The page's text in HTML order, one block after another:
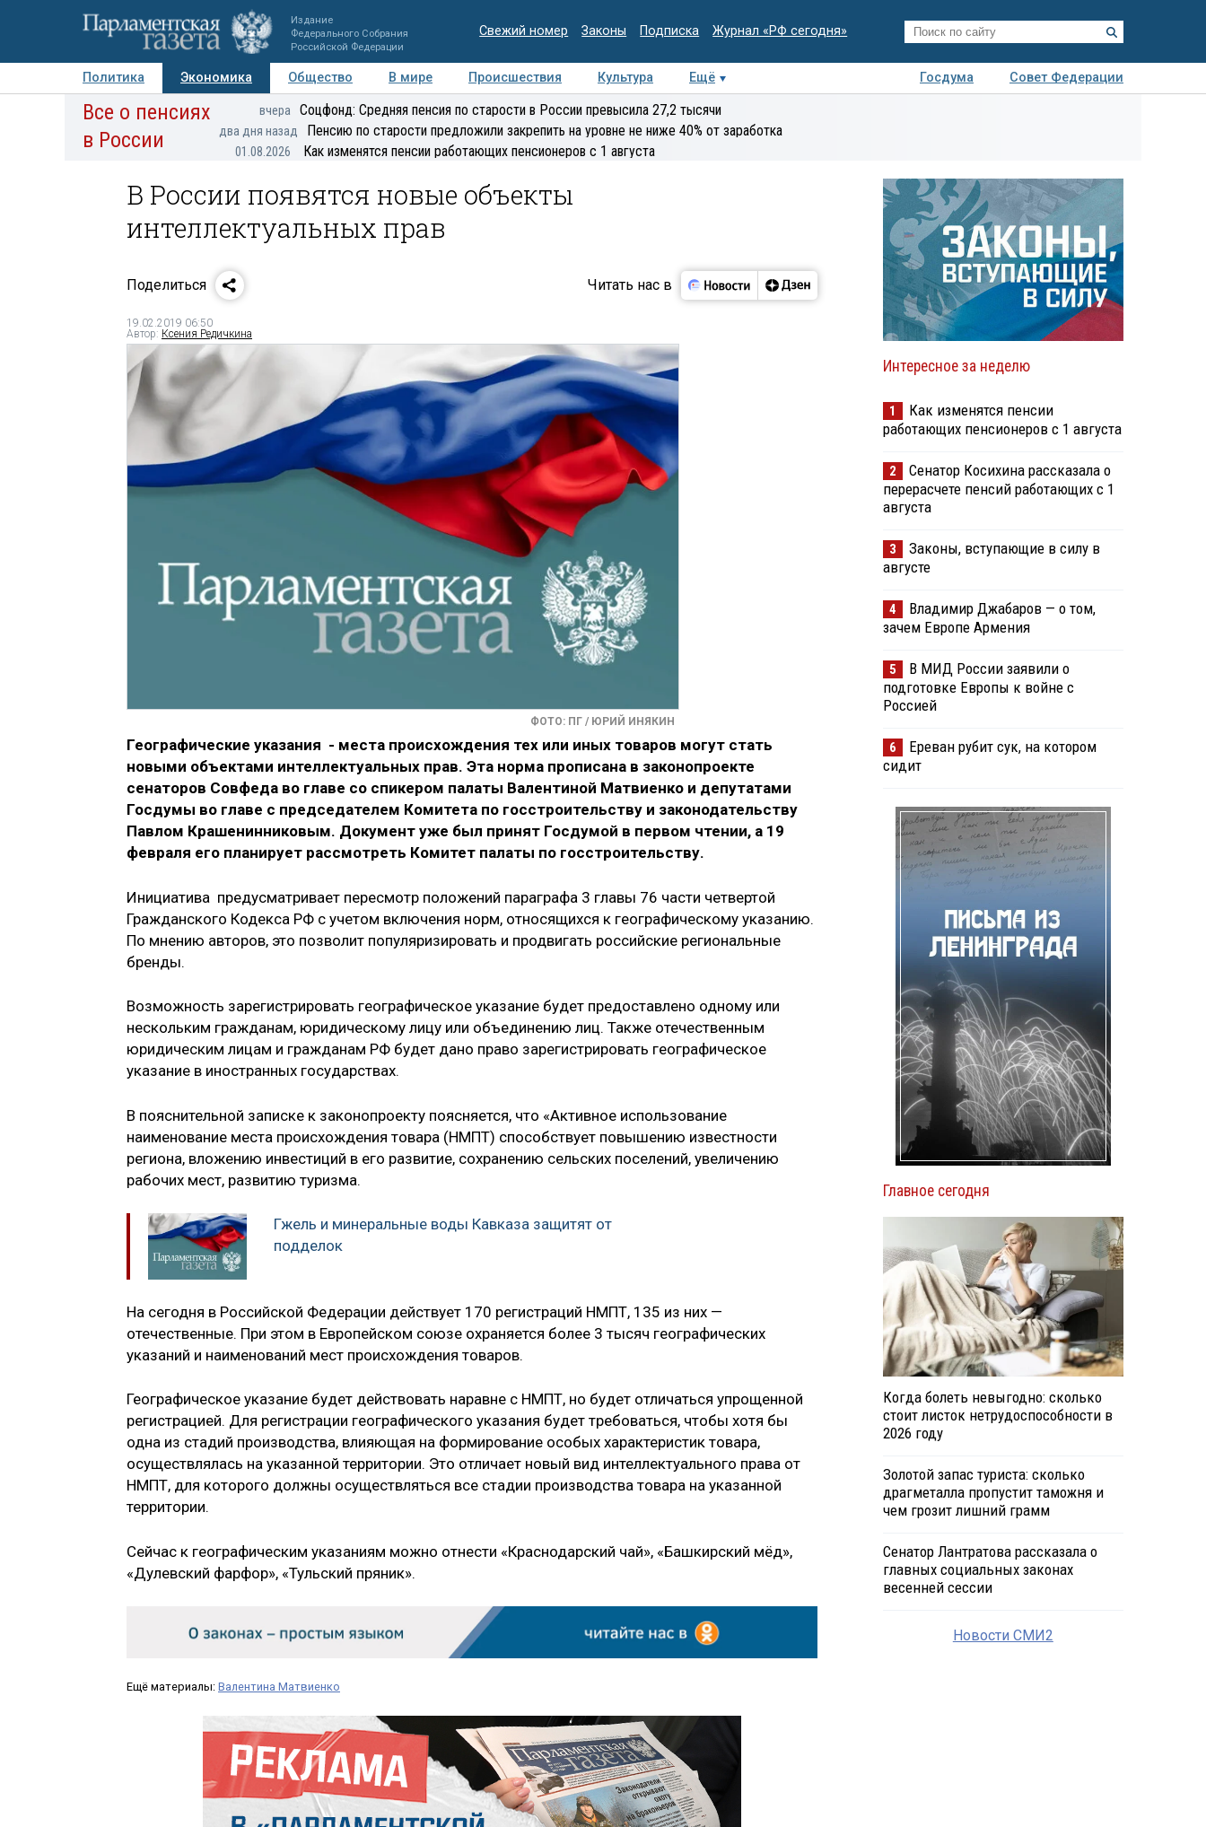
Издание
Федерального Собрания
Российской Федерации
Свежий номер Законы Подписка Журнал «РФ сегодня»
Политика Экономика Общество В мире Происшествия Культура Ещё Госдума
Совет Федерации
Авторы Персоны Мнения Регионы Медиацентр Интервью Колумнисты
экспертиза
Все о пенсиях
в России
вчера Соцфонд: Средняя пенсия по старости в России превысила 27,2 тысячи
два дня назад Пенсию по старости предложили закрепить на уровне не ниже 40% от заработка
01.08.2026 Как изменятся пенсии работающих пенсионеров с 1 августа
В России появятся новые объекты
интеллектуальных прав
Поделиться Читать нас в
19.02.2019 06:50
Автор: Ксения Редичкина
ФОТО: ПГ / ЮРИЙ ИНЯКИН
Географические указания - места происхождения тех или иных товаров могут стать
новыми объектами интеллектуальных прав. Эта норма прописана в законопроекте
сенаторов Совфеда во главе со спикером палаты Валентиной Матвиенко и депутатами
Госдумы во главе с председателем Комитета по госстроительству и законодательству
Павлом Крашенинниковым. Документ уже был принят Госдумой в первом чтении, а 19
февраля его планирует рассмотреть Комитет палаты по госстроительству.
Инициатива предусматривает пересмотр положений параграфа 3 главы 76 части четвертой
Гражданского Кодекса РФ с учетом включения норм, относящихся к географическому указанию.
По мнению авторов, это позволит популяризировать и продвигать российские региональные
бренды.
Возможность зарегистрировать географическое указание будет предоставлено одному или
нескольким гражданам, юридическому лицу или объединению лиц. Также отечественным
юридическим лицам и гражданам РФ будет дано право зарегистрировать географическое
указание в иностранных государствах.
В пояснительной записке к законопроекту поясняется, что «Активное использование
наименование места происхождения товара (НМПТ) способствует повышению известности
региона, вложению инвестиций в его развитие, сохранению сельских поселений, увеличению
рабочих мест, развитию туризма.
Гжель и минеральные воды Кавказа защитят от
подделок
На сегодня в Российской Федерации действует 170 регистраций НМПТ, 135 из них —
отечественные. При этом в Европейском союзе охраняется более 3 тысяч географических
указаний и наименований мест происхождения товаров.
Географическое указание будет действовать наравне с НМПТ, но будет отличаться упрощенной
регистрацией. Для регистрации географического указания будет требоваться, чтобы хотя бы
одна из стадий производства, влияющая на формирование особых характеристик товара,
осуществлялась на указанной территории. Это отличает новый вид интеллектуального права от
НМПТ, для которого должны осуществляться все стадии производства товара на указанной
территории.
Сейчас к географическим указаниям можно отнести «Краснодарский чай», «Башкирский мёд»,
«Дулевский фарфор», «Тульский пряник».
Ещё материалы: Валентина Матвиенко
Интересное за неделю
1
Как изменятся пенсии
работающих пенсионеров с 1 августа
2
Сенатор Косихина рассказала о
перерасчете пенсий работающих с 1
августа
3
Законы, вступающие в силу в
августе
4
Владимир Джабаров — о том,
зачем Европе Армения
5
В МИД России заявили о
подготовке Европы к войне с
Россией
6
Ереван рубит сук, на котором
сидит
Главное сегодня
Когда болеть невыгодно: сколько
стоит листок нетрудоспособности в
2026 году
Золотой запас туриста: сколько
драгметалла пропустит таможня и
чем грозит лишний грамм
Сенатор Лантратова рассказала о
главных социальных законах
весенней сессии
Новости СМИ2